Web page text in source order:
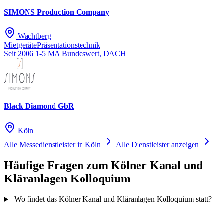
SIMONS Production Company
Wachtberg
MietgerätePräsentationstechnik
Seit 2006 1-5 MA Bundeswert, DACH
Black Diamond GbR
Köln
Alle Messedienstleister in Köln
Alle Dienstleister anzeigen
Häufige Fragen zum Kölner Kanal und
Kläranlagen Kolloquium
Wo findet das Kölner Kanal und Kläranlagen Kolloquium statt?